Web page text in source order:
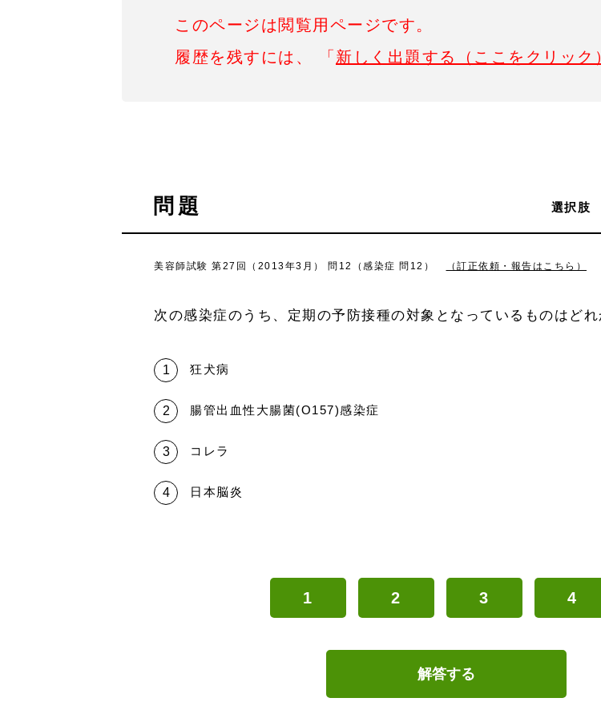
このページは閲覧用ページです。
履歴を残すには、 「 新しく出題する（ここをクリック
問題 選択肢
美容師試験 第27回（2013年3月） 問12（感染症 問12） （訂正依頼・報告はこちら）
次の感染症のうち、定期の予防接種の対象となっているものはどれ
狂犬病
腸管出血性大腸菌(O157)感染症
コレラ
日本脳炎
1 2 3 4
解答する